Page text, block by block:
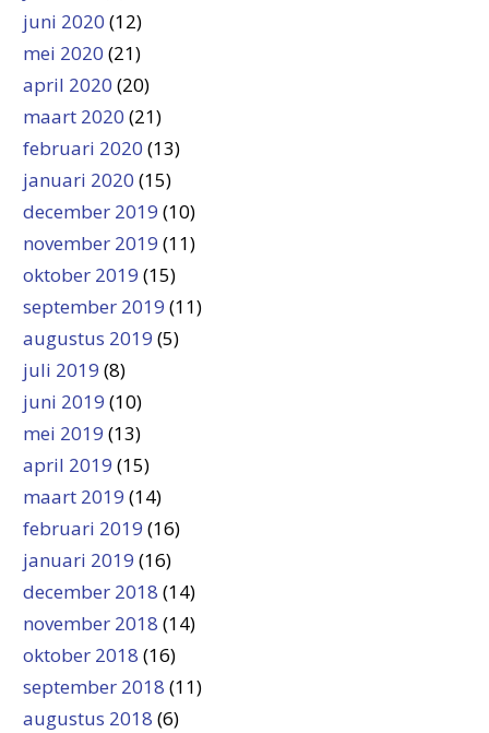
juni 2020 (12)
mei 2020 (21)
april 2020 (20)
maart 2020 (21)
februari 2020 (13)
januari 2020 (15)
december 2019 (10)
november 2019 (11)
oktober 2019 (15)
september 2019 (11)
augustus 2019 (5)
juli 2019 (8)
juni 2019 (10)
mei 2019 (13)
april 2019 (15)
maart 2019 (14)
februari 2019 (16)
januari 2019 (16)
december 2018 (14)
november 2018 (14)
oktober 2018 (16)
september 2018 (11)
augustus 2018 (6)